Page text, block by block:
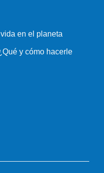
en el planeta
y cómo hacerle